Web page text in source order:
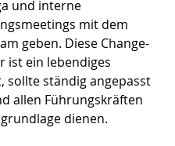
und interne
mit dem
geben. Diese Change-
ist ein lebendiges
sollte ständig angepasst
allen Führungskräften
dienen.